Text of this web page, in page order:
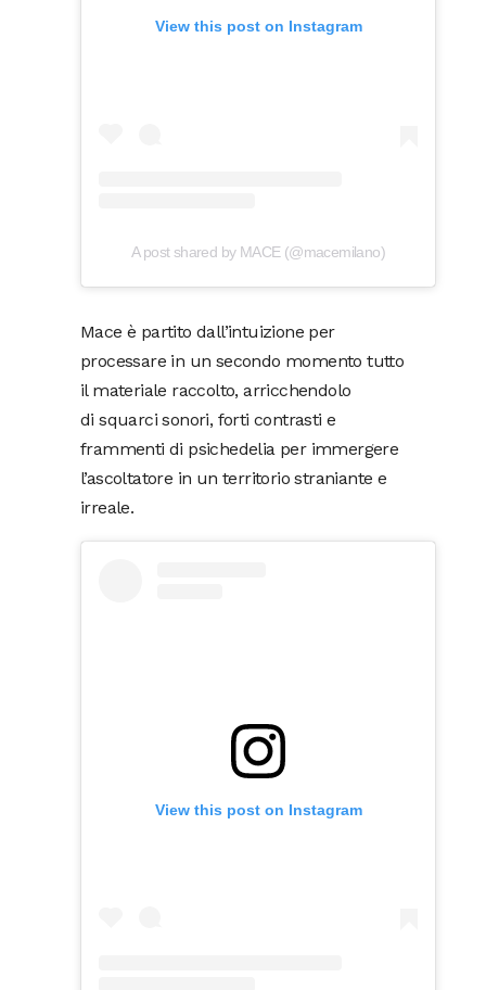
View this post on Instagram
A post shared by MACE (@macemilano)
Mace è partito dall’intuizione per
processare in un secondo momento tutto
il materiale raccolto, arricchendolo
di squarci sonori, forti contrasti e
frammenti di psichedelia per immergere
l’ascoltatore in un territorio straniante e
irreale.
View this post on Instagram